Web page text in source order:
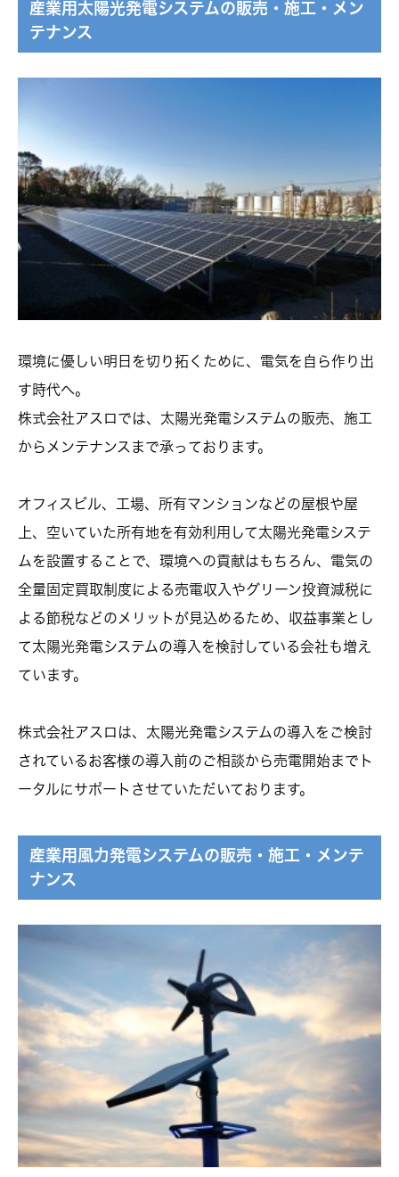
産業用太陽光発電システムの販売・施工・メン
テナンス
環境に優しい明日を切り拓くために、電気を自ら作り出
す時代へ。
株式会社アスロでは、太陽光発電システムの販売、施工
からメンテナンスまで承っております。
オフィスビル、工場、所有マンションなどの屋根や屋
上、空いていた所有地を有効利用して太陽光発電システ
ムを設置することで、環境への貢献はもちろん、電気の
全量固定買取制度による売電収入やグリーン投資減税に
よる節税などのメリットが見込めるため、収益事業とし
て太陽光発電システムの導入を検討している会社も増え
ています。
株式会社アスロは、太陽光発電システムの導入をご検討
されているお客様の導入前のご相談から売電開始までト
ータルにサポートさせていただいております。
産業用風力発電システムの販売・施工・メンテ
ナンス